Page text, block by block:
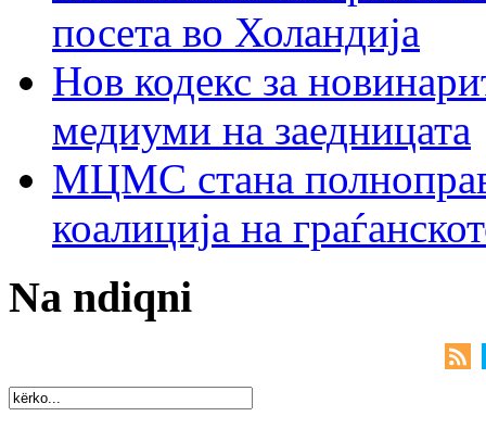
посета во Холандија
Нов кодекс за
медиуми на заедницата
МЦМС стана
коалиција на
Na ndiqni